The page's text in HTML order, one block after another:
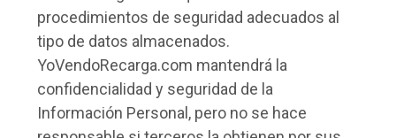
procedimientos de seguridad adecuados al
tipo de datos almacenados.
YoVendoRecarga.com mantendrá la
confidencialidad y seguridad de la
Información Personal, pero no se hace